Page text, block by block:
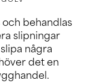
behandlas
slipningar
några
det en